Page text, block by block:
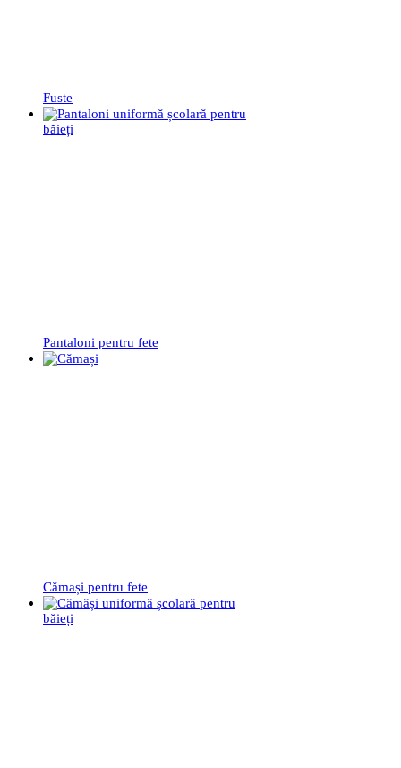
Fuste
Pantaloni pentru fete
Cămași pentru fete